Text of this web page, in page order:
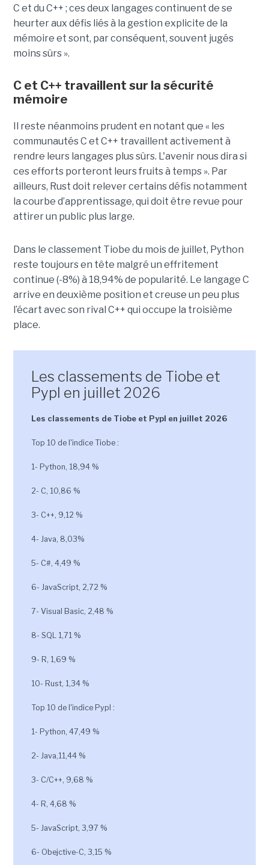
C et du C++ ; ces deux langages continuent de se
heurter aux défis liés à la gestion explicite de la
mémoire et sont, par conséquent, souvent jugés
moins sûrs ».
C et C++ travaillent sur la sécurité
mémoire
Il reste néanmoins prudent en notant que « les
communautés C et C++ travaillent activement à
rendre leurs langages plus sûrs. L'avenir nous dira si
ces efforts porteront leurs fruits à temps ». Par
ailleurs, Rust doit relever certains défis notamment
la courbe d’apprentissage, qui doit être revue pour
attirer un public plus large.
Dans le classement Tiobe du mois de juillet, Python
reste toujours en tête malgré un effritement
continue (-8%) à 18,94% de popularité. Le langage C
arrive en deuxième position et creuse un peu plus
l’écart avec son rival C++ qui occupe la troisième
place.
Les classements de Tiobe et
Pypl en juillet 2026
Les classements de Tiobe et Pypl en juillet 2026
Top 10 de l'indice Tiobe :
1- Python, 18,94 %
2- C, 10,86 %
3- C++, 9,12 %
4- Java, 8,03%
5- C#, 4,49 %
6- JavaScript, 2,72 %
7- Visual Basic, 2,48 %
8- SQL 1,71 %
9- R, 1,69 %
10- Rust, 1,34 %
Top 10 de l'indice Pypl :
1- Python, 47,49 %
2- Java,11,44 %
3- C/C++, 9,68 %
4- R, 4,68 %
5- JavaScript, 3,97 %
6- Obejctive-C, 3,15 %